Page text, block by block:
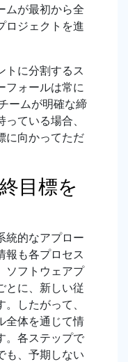
ムが最初から全
ロジェクトを進
トに分割するス
フォールは常に
ームが明確な締
ている場合、
に向かってただ
目標を
統的なアプロー
報も各プロセス
ソフトウェアプ
とに、新しい従
したがって、
全体を通じて情
。各ステップで
も、予期しない